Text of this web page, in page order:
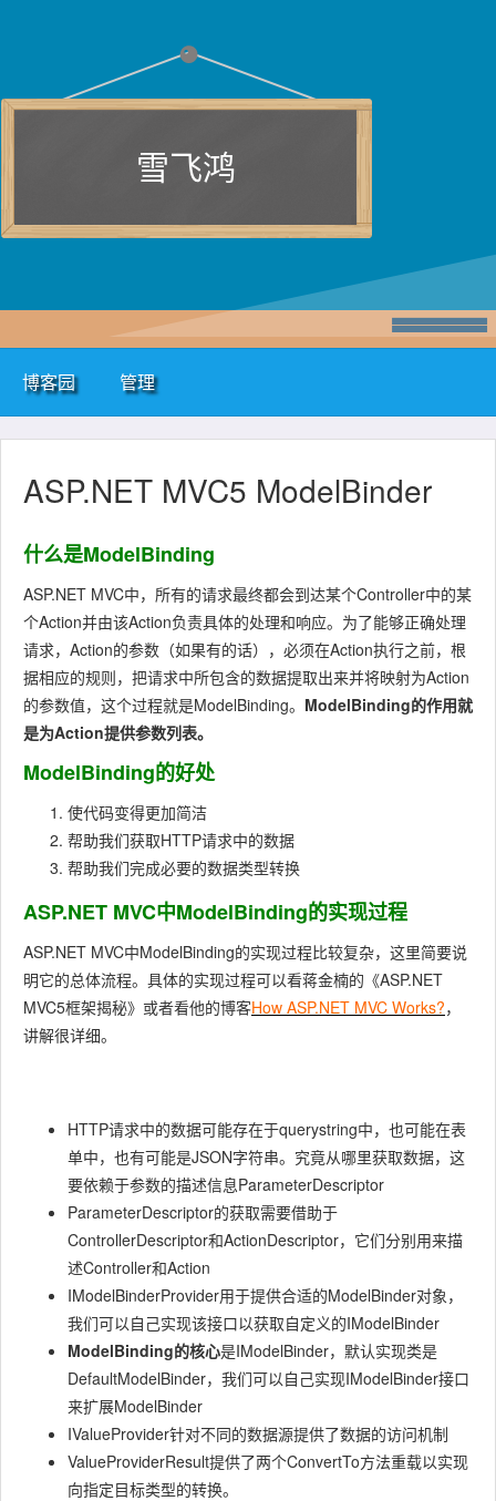
雪飞鸿
博客园 管理
ASP.NET MVC5 ModelBinder
什么是ModelBinding
ASP.NET MVC中，所有的请求最终都会到达某个Controller中的某
个Action并由该Action负责具体的处理和响应。为了能够正确处理
请求，Action的参数（如果有的话），必须在Action执行之前，根
据相应的规则，把请求中所包含的数据提取出来并将映射为Action
的参数值，这个过程就是ModelBinding。 ModelBinding的作用就
是为Action提供参数列表。
ModelBinding的好处
使代码变得更加简洁
帮助我们获取HTTP请求中的数据
帮助我们完成必要的数据类型转换
ASP.NET MVC中ModelBinding的实现过程
ASP.NET MVC中ModelBinding的实现过程比较复杂，这里简要说
明它的总体流程。具体的实现过程可以看蒋金楠的《ASP.NET
MVC5框架揭秘》或者看他的博客How ASP.NET MVC Works?，
讲解很详细。
HTTP请求中的数据可能存在于querystring中，也可能在表
单中，也有可能是JSON字符串。究竟从哪里获取数据，这
要依赖于参数的描述信息ParameterDescriptor
ParameterDescriptor的获取需要借助于
ControllerDescriptor和ActionDescriptor，它们分别用来描
述Controller和Action
IModelBinderProvider用于提供合适的ModelBinder对象，
我们可以自己实现该接口以获取自定义的IModelBinder
ModelBinding的核心是IModelBinder，默认实现类是
DefaultModelBinder，我们可以自己实现IModelBinder接口
来扩展ModelBinder
IValueProvider针对不同的数据源提供了数据的访问机制
ValueProviderResult提供了两个ConvertTo方法重载以实现
向指定目标类型的转换。